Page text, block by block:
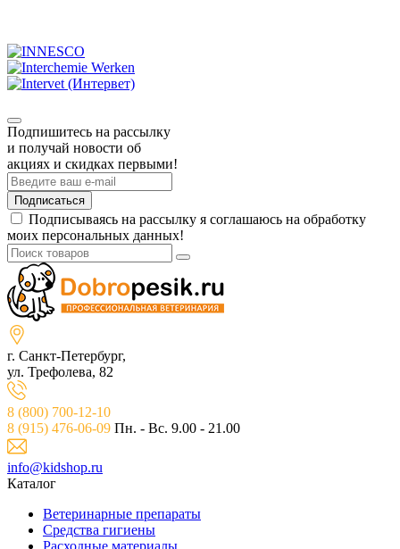
Подпишитесь на рассылку
и получай новости об
акциях и скидках первыми!
Подписаться
Подписываясь на рассылку я соглашаюсь на обработку
моих персональных данных!
г. Санкт-Петербург,
ул. Трефолева, 82
8 (800) 700-12-10
8 (915) 476-06-09 Пн. - Вс. 9.00 - 21.00
info@kidshop.ru
Каталог
Ветeринарные препараты
Средства гигиены
Расходные материалы